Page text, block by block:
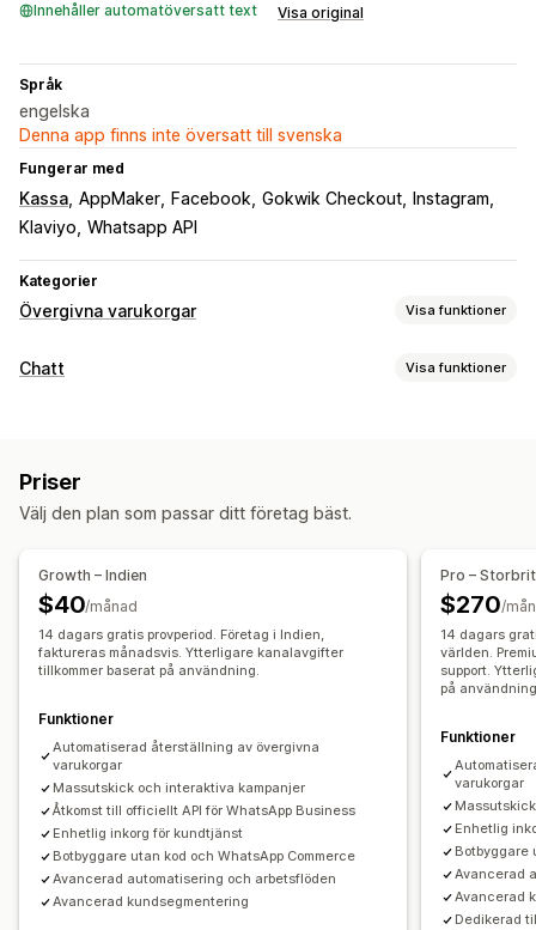
Innehåller automatöversatt text Visa original
Språk
engelska
Denna app finns inte översatt till svenska
Fungerar med
Kassa AppMaker Facebook Gokwik Checkout
Instagram
Klaviyo Whatsapp API
Kategorier
Övergivna varukorgar Visa funktioner
Återställning av varukorg
Konverteringsspårning
Anpassade rabattkoder
Regler för målinriktning
Chatt Visa funktioner
Filuppladdning
Verifikation av betalning vid leverans
Leveransaviseringar
Orderuppdateringar
Korsförsäljning
Emojis och klistermärken
Välkomstmeddelanden Chattknappar
Chattuppdrag
Chattflöden
Priser
Välj den plan som passar ditt företag bäst.
Growth – Indien
$40/månad
14 dagars gratis provperiod. Företag i Indien,
faktureras månadsvis. Ytterligare kanalavgifter
tillkommer baserat på användning.
Funktioner
Automatiserad återställning av övergivna
varukorgar
Massutskick och interaktiva kampanjer
Åtkomst till officiellt API för WhatsApp Business
Enhetlig inkorg för kundtjänst
Botbyggare utan kod och WhatsApp Commerce
Avancerad automatisering och arbetsflöden
Avancerad kundsegmentering
Pro –
$270/
14 dagars
världen.
support.
på
Funktioner
varukorgar
Enhetlig
Botbyggare
Avancerad
Avancerad
Dedikerad